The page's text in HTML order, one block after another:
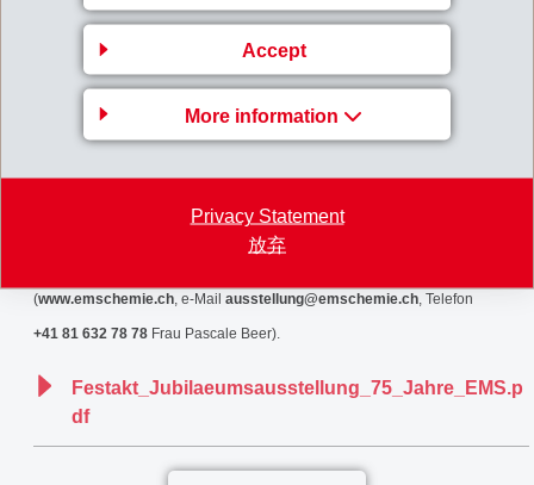
Accept
More information
Privacy Statement
放弃
CHEMIE über 30 Jahre lang führte und erfolgreich aufbaute.
Für die musikalische Unterhaltung im Laufe des Abends sorgen das
Rhäzünser "Trio Duranand" sowie die Romanshorner "Swing Kids".
Februar 2011 für Gruppen öffentlich zugänglich. Erfahrene Mitarbeiter
(www.emschemie.ch, e-Mail ausstellung@emschemie.ch, Telefon
+41 81 632 78 78 Frau Pascale Beer).
Festakt_Jubilaeumsausstellung_75_Jahre_EMS.p
df